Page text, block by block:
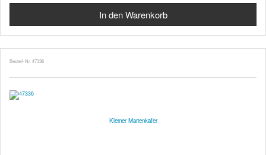
Bestell-Nr. 47336
Kleiner Marienkäfer